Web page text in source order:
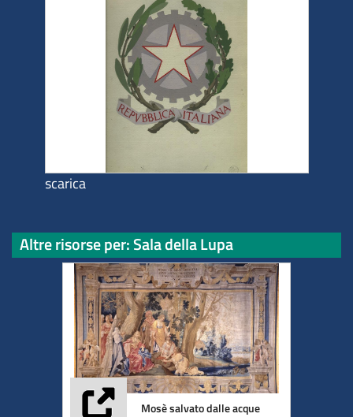
scarica
Altre risorse per: Sala della Lupa
Mosè salvato dalle acque